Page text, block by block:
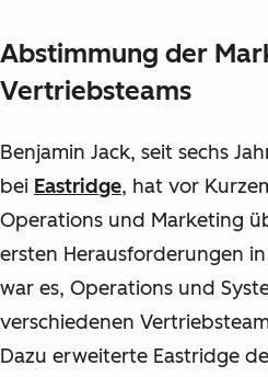
Abstimmung der
Vertriebsteams
Benjamin Jack, seit sechs
bei Eastridge, hat vor
Operations und Marketing
ersten Herausforderungen
war es, Operations und
verschiedenen
Dazu erweiterte Eastridge